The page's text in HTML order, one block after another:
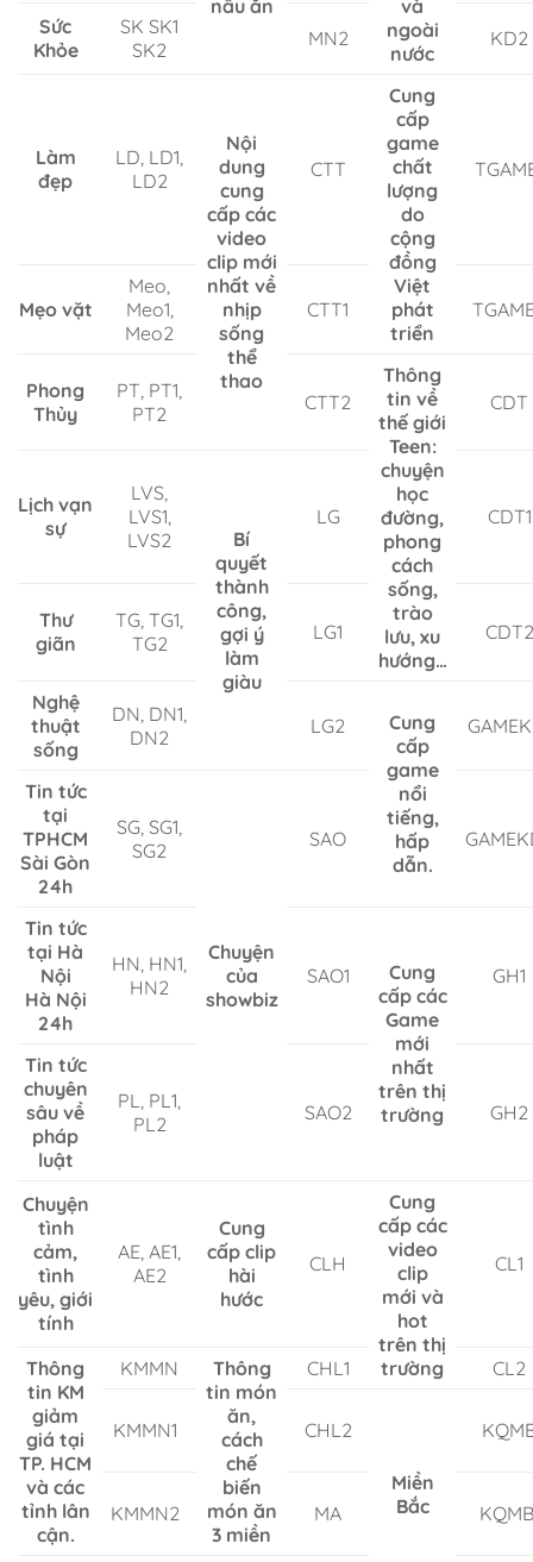
nấu ăn
và
ngoài
nước
Sức
Khỏe
SK SK1
SK2
MN2 KD2
Làm
đẹp
LD, LD1,
LD2
Nội
dung
cung
cấp các
video
clip mới
nhất về
nhịp
sống
thể
thao
CTT
Cung
cấp
game
chất
lượng
do
cộng
đồng
Việt
phát
triển
Mẹo vặt
Meo,
Meo1,
Meo2
CTT1
Phong
Thủy
PT, PT1,
PT2
CTT2
Thông
tin về
thế giới
Teen:
chuyện
học
đường,
phong
cách
sống,
trào
lưu, xu
hướng…
CDT
Lịch vạn
sự
LVS,
LVS1,
LVS2
Bí
quyết
thành
công,
gợi ý
làm
giàu
LG CDT1
Thư
giãn
TG, TG1,
TG2
LG1 CDT2
Nghệ
thuật
sống
DN, DN1,
DN2
LG2
Cung
cấp
game
nổi
tiếng,
hấp
dẫn.
Tin tức
tại
TPHCM
Sài Gòn
24h
SG, SG1,
SG2
Chuyện
của
showbiz
SAO
Tin tức
tại Hà
Nội
Hà Nội
24h
HN, HN1,
HN2
SAO1
Cung
cấp các
Game
mới
nhất
trên thị
trường
GH1
Tin tức
chuyên
sâu về
pháp
luật
PL, PL1,
PL2
SAO2 GH2
Chuyện
tình
cảm,
tình
yêu, giới
tính
AE, AE1,
AE2
Cung
cấp clip
hài
hước
CLH
Cung
cấp các
video
clip
mới và
hot
trên thị
trường
CL1
Thông
tin KM
giảm
giá tại
TP. HCM
và các
tỉnh lân
cận.
KMMN
Thông
tin món
ăn,
cách
chế
biến
món ăn
3 miền
CHL1 CL2
KMMN1 CHL2
Miền
Bắc
KMMN2 MA